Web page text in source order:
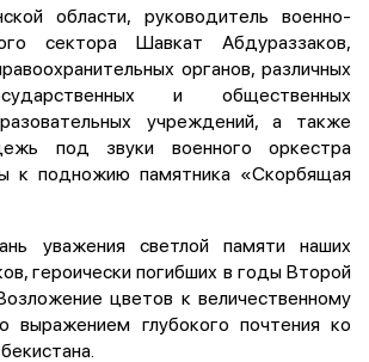
области, руководитель военно-
сектора Шавкат Абдураззаков,
органов, различных
и общественных
учреждений, а также
под звуки военного оркестра
к подножию памятника «Скорбящая
уважения светлой памяти наших
героически погибших в годы Второй
цветов к величественному
выражением глубокого почтения ко